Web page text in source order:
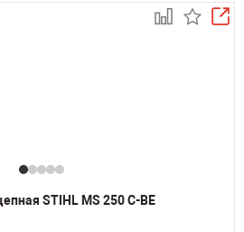
STIHL MS 250 C-BE